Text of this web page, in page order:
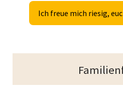
Ich freue mich riesig,